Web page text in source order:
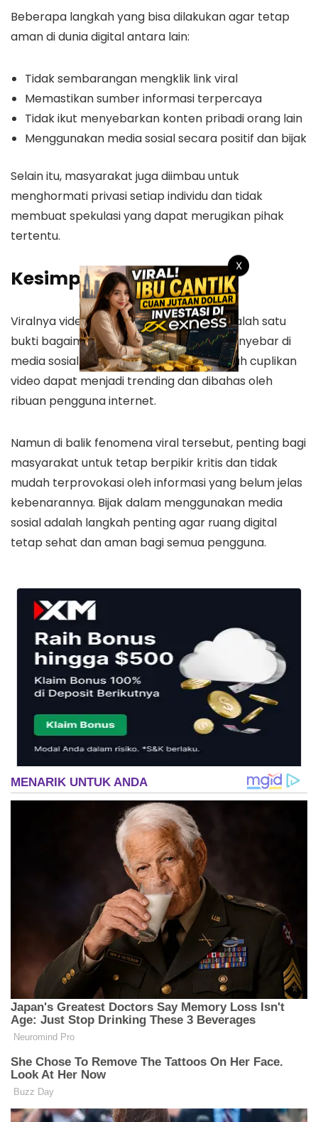
Beberapa langkah yang bisa dilakukan agar tetap
aman di dunia digital antara lain:
Tidak sembarangan mengklik link viral
Memastikan sumber informasi terpercaya
Tidak ikut menyebarkan konten pribadi orang lain
Menggunakan media sosial secara positif dan bijak
Selain itu, masyarakat juga diimbau untuk
menghormati privasi setiap individu dan tidak
membuat spekulasi yang dapat merugikan pihak
tertentu.
Kesimpulan
Viralnya video Siskaa Rebahan menjadi salah satu
bukti bagaimana cepatnya informasi menyebar di
media sosial. Dalam waktu singkat, sebuah cuplikan
video dapat menjadi trending dan dibahas oleh
ribuan pengguna internet.
Namun di balik fenomena viral tersebut, penting bagi
masyarakat untuk tetap berpikir kritis dan tidak
mudah terprovokasi oleh informasi yang belum jelas
kebenarannya. Bijak dalam menggunakan media
sosial adalah langkah penting agar ruang digital
tetap sehat dan aman bagi semua pengguna.
X